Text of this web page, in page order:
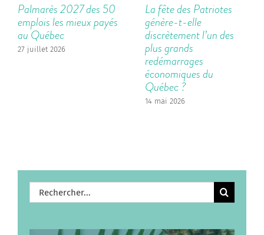
Palmarès 2027 des 50
emplois les mieux payés
au Québec
27 juillet 2026
La fête des Patriotes
génère-t-elle
discrètement l’un des
plus grands
redémarrages
économiques du
Québec ?
14 mai 2026
Rechercher: